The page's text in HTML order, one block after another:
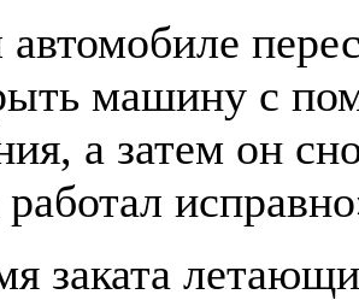
машину с
а затем он
заката